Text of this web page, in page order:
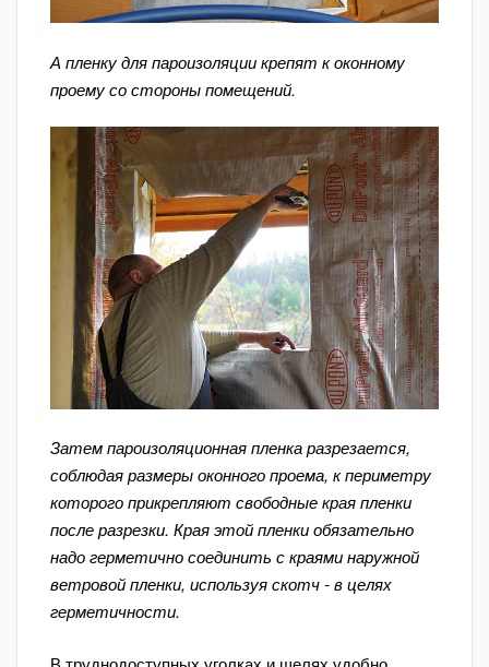
А пленку для пароизоляции крепят к оконному
проему со стороны помещений.
Затем пароизоляционная пленка разрезается,
соблюдая размеры оконного проема, к периметру
которого прикрепляют свободные края пленки
после разрезки. Края этой пленки обязательно
надо герметично соединить с краями наружной
ветровой пленки, используя скотч - в целях
герметичности.